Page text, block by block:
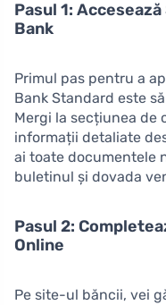
Pasul 1:
Bank
Primul pas pentru a
Bank Standard este
Mergi la secțiunea de
informații detaliate
ai toate documentele
buletinul și dovada
Pasul 2:
Online
Pe site-ul băncii, vei